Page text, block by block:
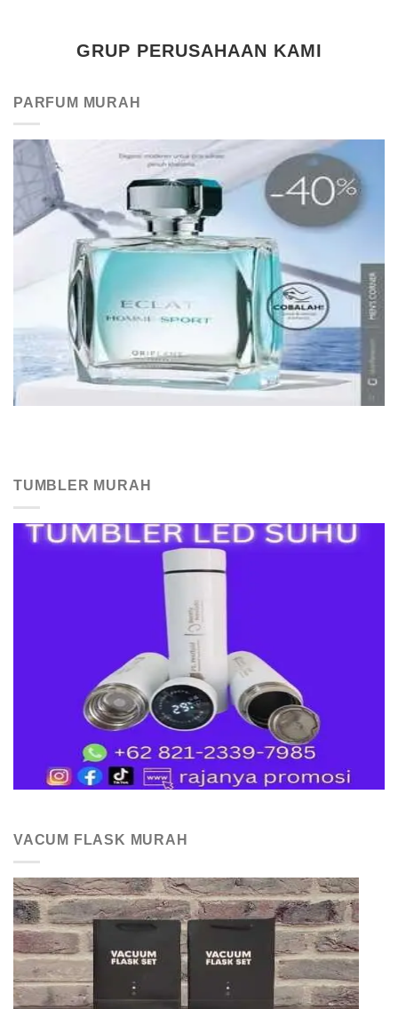
GRUP PERUSAHAAN KAMI
PARFUM MURAH
TUMBLER MURAH
VACUM FLASK MURAH